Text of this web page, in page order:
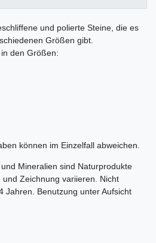
und polierte Steine, die es
Größen gibt.
den Größen:
können im Einzelfall abweichen.
Mineralien sind Naturprodukte
Zeichnung variieren. Nicht
Jahren. Benutzung unter Aufsicht